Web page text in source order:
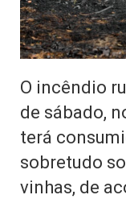
O incêndio
de sábado,
terá
sobretudo
vinhas, de